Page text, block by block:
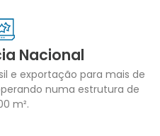
Nacional
e exportação para mais de
numa estrutura de
m².